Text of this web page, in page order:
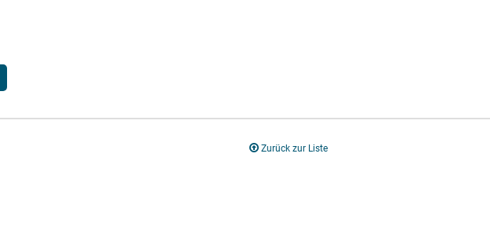
Zurück zur Liste